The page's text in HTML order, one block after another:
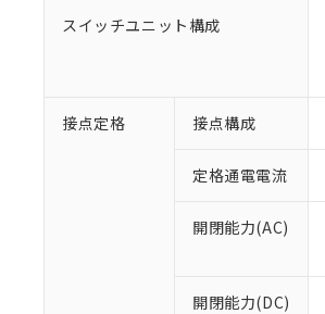
スイッチユニット構成
接点定格 接点構成
定格通電電流
開閉能力(AC)
開閉能力(DC)